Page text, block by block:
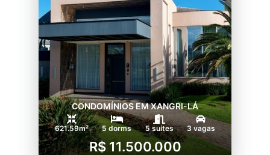
CONDOMÍNIOS EM XANGRI-LÁ
621.59m² 5 dorms 5 suítes 3 vagas
R$ 11.500.000